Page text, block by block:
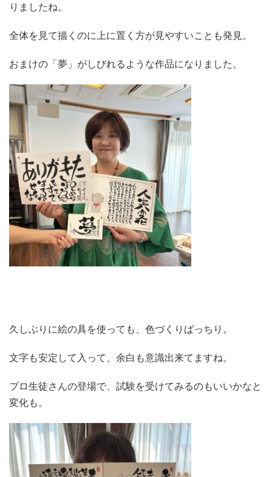
りましたね。
全体を見て描くのに上に置く方が見やすいことも発見。
おまけの「夢」がしびれるような作品になりました。
久しぶりに絵の具を使っても、色づくりばっちり。
文字も安定して入って、余白も意識出来てますね。
プロ生徒さんの登場で、試験を受けてみるのもいいかなと
変化も。